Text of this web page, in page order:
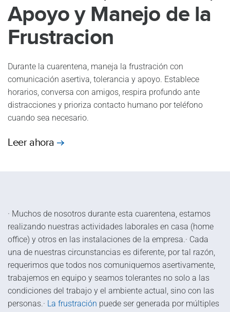
Apoyo y Manejo de la
Frustracion
Durante la cuarentena, maneja la frustración con
comunicación asertiva, tolerancia y apoyo. Establece
horarios, conversa con amigos, respira profundo ante
distracciones y prioriza contacto humano por teléfono
cuando sea necesario.
Leer ahora
· Muchos de nosotros durante esta cuarentena, estamos
realizando nuestras actividades laborales en casa (home
office) y otros en las instalaciones de la empresa.· Cada
una de nuestras circunstancias es diferente, por tal razón,
requerimos que todos nos comuniquemos asertivamente,
trabajemos en equipo y seamos tolerantes no solo a las
condiciones del trabajo y el ambiente actual, sino con las
personas.· La frustración puede ser generada por múltiples